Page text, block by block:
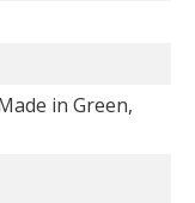
in Green,